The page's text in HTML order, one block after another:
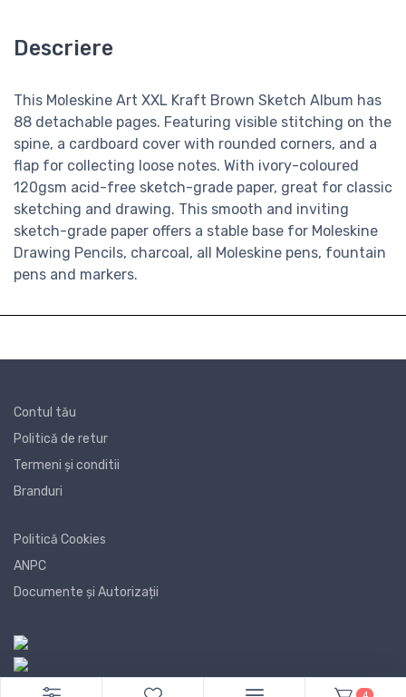
Descriere
This Moleskine Art XXL Kraft Brown Sketch Album has
88 detachable pages. Featuring visible stitching on the
spine, a cardboard cover with rounded corners, and a
flap for collecting loose notes. With ivory-coloured
120gsm acid-free sketch-grade paper, great for classic
sketching and drawing. This smooth and inviting
sketch-grade paper offers a stable base for Moleskine
Drawing Pencils, charcoal, all Moleskine pens, fountain
pens and markers.
Contul tău
Politică de retur
Termeni și conditii
Branduri
Politică Cookies
ANPC
Documente și Autorizații